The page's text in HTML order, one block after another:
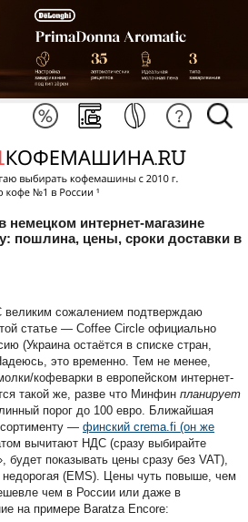
немецком интернет-магазине
пошлина, цены, сроки доставки в
великим сожалением подтверждаю
статье — Coffee Circle официально
(Украина остаётся в списке стран,
это временно. Тем не менее,
кофеварки в европейском интернет-
такой же, разве что Минфин планирует
порог до 100 евро. Ближайшая
— финский crema.fi (он же
вычитают НДС (сразу выбирайте
будет показывать цены сразу без VAT),
недорогая (EMS). Цены чуть повыше, чем
чем в России или даже в
на примере Baratza Encore: